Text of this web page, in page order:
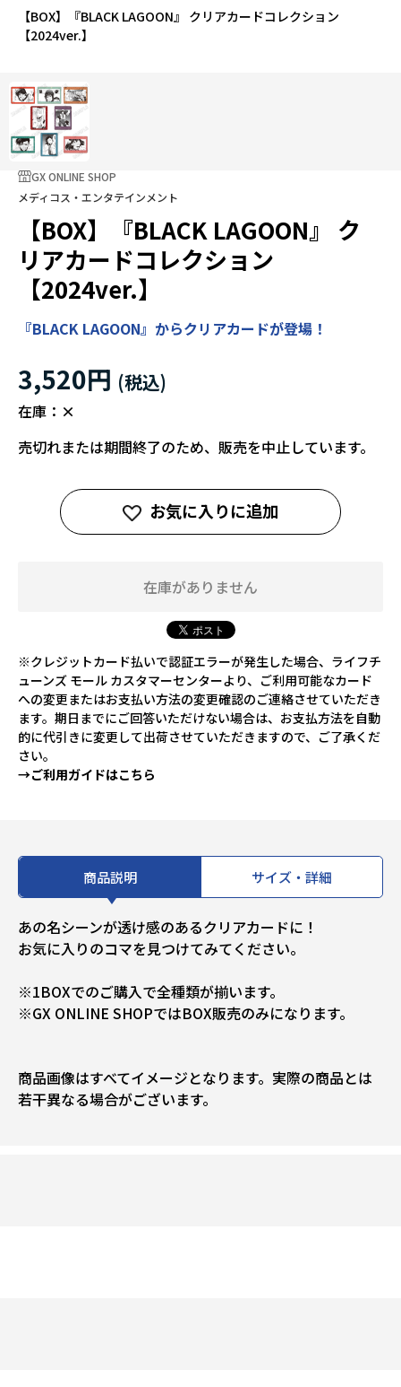
【BOX】『BLACK LAGOON』 クリアカードコレクション
【2024ver.】
GX ONLINE SHOP
メディコス・エンタテインメント
【BOX】『BLACK LAGOON』 ク
リアカードコレクション
【2024ver.】
『BLACK LAGOON』からクリアカードが登場！
3,520円
在庫： ×
売切れまたは期間終了のため、販売を中止しています。
お気に入りに追加
在庫がありません
※クレジットカード払いで認証エラーが発生した場合、ライフチ
ューンズ モール カスタマーセンターより、ご利用可能なカード
への変更またはお支払い方法の変更確認のご連絡させていただき
ます。期日までにご回答いただけない場合は、お支払方法を自動
的に代引きに変更して出荷させていただきますので、ご了承くだ
さい。
→ご利用ガイドはこちら
商品説明 サイズ・詳細
あの名シーンが透け感のあるクリアカードに！
お気に入りのコマを見つけてみてください。
※1BOXでのご購入で全種類が揃います。
※GX ONLINE SHOPではBOX販売のみになります。
商品画像はすべてイメージとなります。実際の商品とは
若干異なる場合がございます。